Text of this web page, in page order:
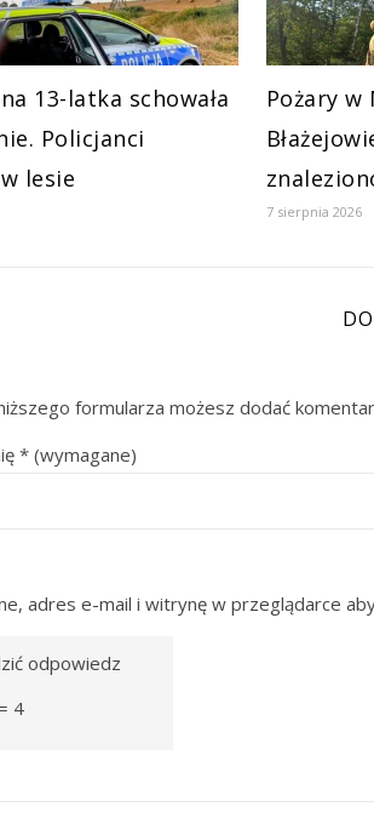
13-latka schowała
Policjanci
lesie
Pożary w
7 sierpnia 2026
formularza możesz dodać
* (wymagane)
adres e-mail i witrynę w przeglądarce
odpowiedz
4